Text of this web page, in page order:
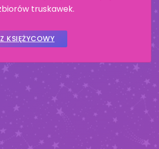
truskawek.
KSIĘŻYCOWY